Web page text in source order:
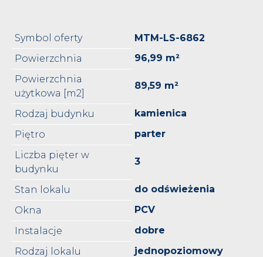
Symbol oferty
MTM-LS-6862
Powierzchnia
96,99 m²
Powierzchnia
użytkowa [m2]
89,59 m²
Rodzaj budynku
kamienica
Piętro
parter
Liczba pięter w
budynku
3
Stan lokalu
do odświeżenia
Okna
PCV
Instalacje
dobre
Rodzaj lokalu
jednopoziomowy